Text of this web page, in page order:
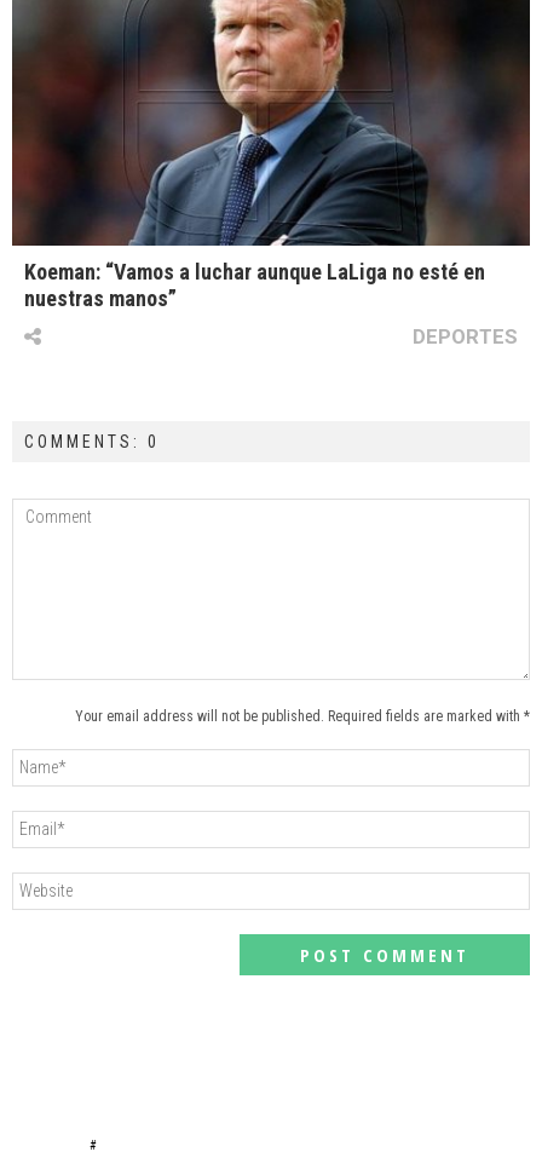
Koeman: “Vamos a luchar aunque LaLiga no esté en
nuestras manos”
DEPORTES
COMMENTS: 0
Your email address will not be published. Required fields are marked with *
#